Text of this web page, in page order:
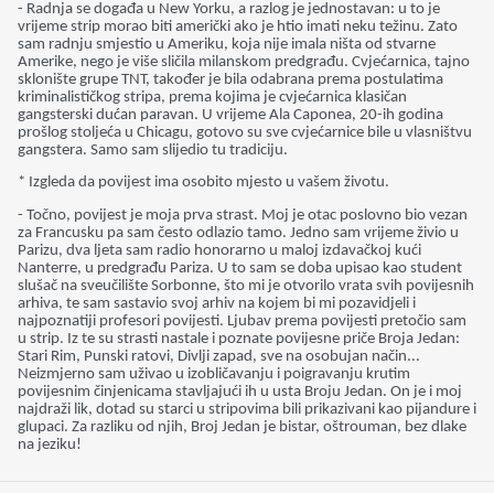
- Radnja se događa u New Yorku, a razlog je jednostavan: u to je
vrijeme strip morao biti američki ako je htio imati neku težinu. Zato
sam radnju smjestio u Ameriku, koja nije imala ništa od stvarne
Amerike, nego je više sličila milanskom predgrađu. Cvjećarnica, tajno
sklonište grupe TNT, također je bila odabrana prema postulatima
kriminalističkog stripa, prema kojima je cvjećarnica klasičan
gangsterski dućan paravan. U vrijeme Ala Caponea, 20-ih godina
prošlog stoljeća u Chicagu, gotovo su sve cvjećarnice bile u vlasništvu
gangstera. Samo sam slijedio tu tradiciju.
* Izgleda da povijest ima osobito mjesto u vašem životu.
- Točno, povijest je moja prva strast. Moj je otac poslovno bio vezan
za Francusku pa sam često odlazio tamo. Jedno sam vrijeme živio u
Parizu, dva ljeta sam radio honorarno u maloj izdavačkoj kući
Nanterre, u predgrađu Pariza. U to sam se doba upisao kao student
slušač na sveučilište Sorbonne, što mi je otvorilo vrata svih povijesnih
arhiva, te sam sastavio svoj arhiv na kojem bi mi pozavidjeli i
najpoznatiji profesori povijesti. Ljubav prema povijesti pretočio sam
u strip. Iz te su strasti nastale i poznate povijesne priče Broja Jedan:
Stari Rim, Punski ratovi, Divlji zapad, sve na osobujan način...
Neizmjerno sam uživao u izobličavanju i poigravanju krutim
povijesnim činjenicama stavljajući ih u usta Broju Jedan. On je i moj
najdraži lik, dotad su starci u stripovima bili prikazivani kao pijandure i
glupaci. Za razliku od njih, Broj Jedan je bistar, oštrouman, bez dlake
na jeziku!